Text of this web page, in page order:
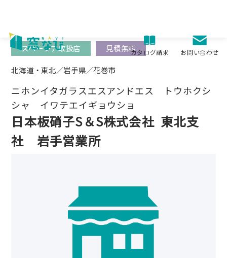
content
カタログ請求 お問い合わせ
北海道・東北／岩手県／花巻市
ニホンイタガラスエスアンドエス トウホクシ
シャ イワテエイギョウショ
日本板硝子S＆S株式会社 東北支
社 岩手営業所
スペーシア取扱店 見積無料